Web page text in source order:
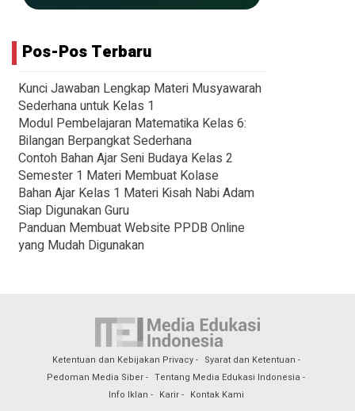
Pos-Pos Terbaru
Kunci Jawaban Lengkap Materi Musyawarah
Sederhana untuk Kelas 1
Modul Pembelajaran Matematika Kelas 6:
Bilangan Berpangkat Sederhana
Contoh Bahan Ajar Seni Budaya Kelas 2
Semester 1 Materi Membuat Kolase
Bahan Ajar Kelas 1 Materi Kisah Nabi Adam
Siap Digunakan Guru
Panduan Membuat Website PPDB Online
yang Mudah Digunakan
Ketentuan dan Kebijakan Privacy
Syarat dan Ketentuan
Pedoman Media Siber
Tentang Media Edukasi Indonesia
Info Iklan
Karir Kontak Kami